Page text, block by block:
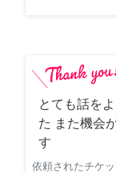
とても話を
た また機会
す
依頼されたチケッ